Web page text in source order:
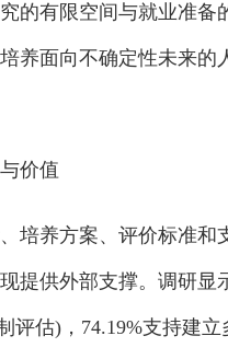
的有限空间与就业准备
养面向不确定性未来
价值
养方案、评价标准和
提供外部支撑。调研显
评估)，74.19%支持建